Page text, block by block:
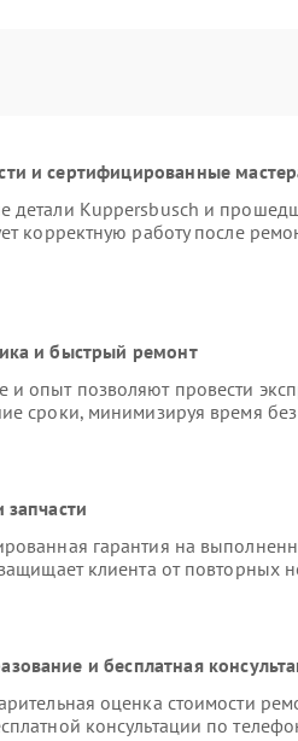
и сертифицированные
детали Kuppersbusch и
корректную работу после
и быстрый ремонт
опыт позволяют провести
сроки, минимизируя время без
гарантия на
клиента от повторных
и бесплатная
оценка стоимости
консультации по